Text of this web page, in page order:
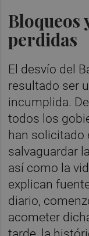
Bloqueos
perdidas
El desvío del
resultado ser
incumplida.
todos los
han solicitado
salvaguardar
así como la
explican
diario,
acometer